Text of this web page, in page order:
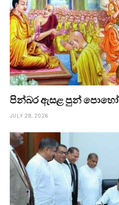
පින්බර ඇසළ පුන් පොහෝ
JULY 29, 2026